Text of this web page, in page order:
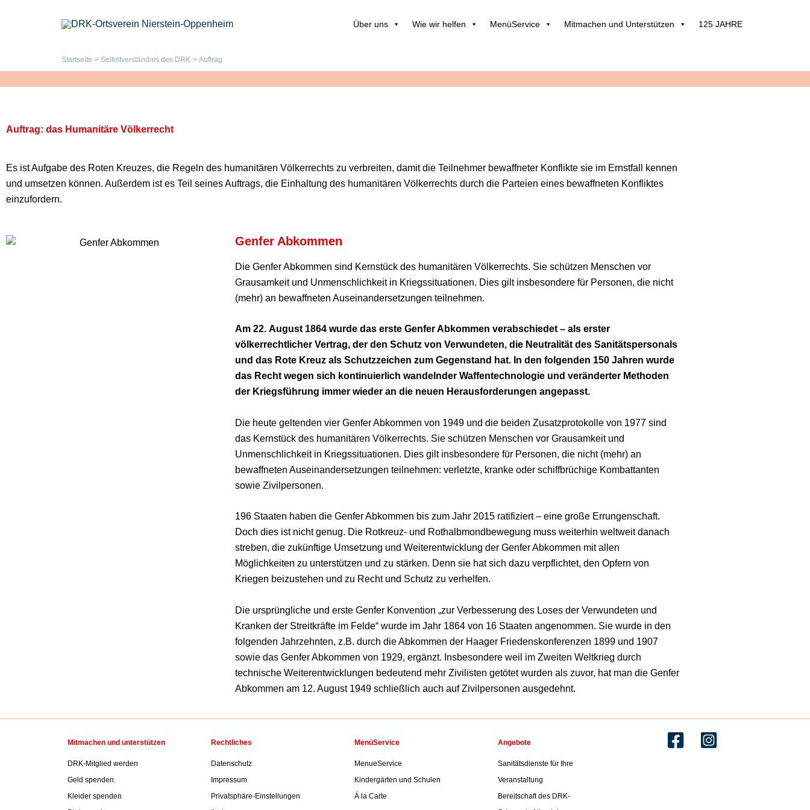
Über uns Wie wir helfen MenüService Mitmachen und Unterstützen 125 JAHRE
Startseite Selbstverständnis des DRK Auftrag
Auftrag: das Humanitäre Völkerrecht
Es ist Aufgabe des Roten Kreuzes, die Regeln des humanitären Völkerrechts zu verbreiten, damit die Teilnehmer bewaffneter Konflikte sie im Ernstfall kennen
und umsetzen können. Außerdem ist es Teil seines Auftrags, die Einhaltung des humanitären Völkerrechts durch die Parteien eines bewaffneten Konfliktes
einzufordern.
Genfer Abkommen
Die Genfer Abkommen sind Kernstück des humanitären Völkerrechts. Sie schützen Menschen vor
Grausamkeit und Unmenschlichkeit in Kriegssituationen. Dies gilt insbesondere für Personen, die nicht
(mehr) an bewaffneten Auseinandersetzungen teilnehmen.
Am 22. August 1864 wurde das erste Genfer Abkommen verabschiedet – als erster
völkerrechtlicher Vertrag, der den Schutz von Verwundeten, die Neutralität des Sanitätspersonals
und das Rote Kreuz als Schutzzeichen zum Gegenstand hat. In den folgenden 150 Jahren wurde
das Recht wegen sich kontinuierlich wandelnder Waffentechnologie und veränderter Methoden
der Kriegsführung immer wieder an die neuen Herausforderungen angepasst.
Die heute geltenden vier Genfer Abkommen von 1949 und die beiden Zusatzprotokolle von 1977 sind
das Kernstück des humanitären Völkerrechts. Sie schützen Menschen vor Grausamkeit und
Unmenschlichkeit in Kriegssituationen. Dies gilt insbesondere für Personen, die nicht (mehr) an
bewaffneten Auseinandersetzungen teilnehmen: verletzte, kranke oder schiffbrüchige Kombattanten
sowie Zivilpersonen.
196 Staaten haben die Genfer Abkommen bis zum Jahr 2015 ratifiziert – eine große Errungenschaft.
Doch dies ist nicht genug. Die Rotkreuz- und Rothalbmondbewegung muss weiterhin weltweit danach
streben, die zukünftige Umsetzung und Weiterentwicklung der Genfer Abkommen mit allen
Möglichkeiten zu unterstützen und zu stärken. Denn sie hat sich dazu verpflichtet, den Opfern von
Kriegen beizustehen und zu Recht und Schutz zu verhelfen.
Die ursprüngliche und erste Genfer Konvention „zur Verbesserung des Loses der Verwundeten und
Kranken der Streitkräfte im Felde“ wurde im Jahr 1864 von 16 Staaten angenommen. Sie wurde in den
folgenden Jahrzehnten, z.B. durch die Abkommen der Haager Friedenskonferenzen 1899 und 1907
sowie das Genfer Abkommen von 1929, ergänzt. Insbesondere weil im Zweiten Weltkrieg durch
technische Weiterentwicklungen bedeutend mehr Zivilisten getötet wurden als zuvor, hat man die Genfer
Abkommen am 12. August 1949 schließlich auch auf Zivilpersonen ausgedehnt.
Mitmachen und unterstützen
DRK-Mitglied werden
Geld spenden.
Kleider spenden
Rechtliches
Datenschutz
Impressum
Privatsphäre-Einstellungen
MenüService
MenueService
Kindergärten und Schulen
Á la Carte
Angebote
Sanitätsdienste für Ihre
Veranstaltung
Bereitschaft des DRK-